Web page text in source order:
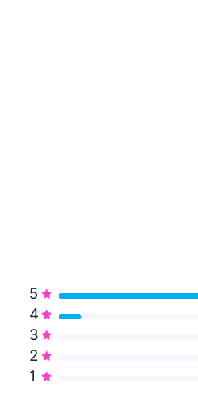
5
4
3
2
1